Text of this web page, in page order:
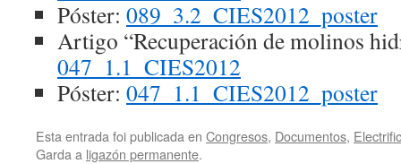
Póster: 089_3.2_CIES2012_poster
Artigo “Recuperación de molinos
047_1.1_CIES2012
Póster: 047_1.1_CIES2012_poster
Esta entrada foi publicada en Congresos, Documentos,
Garda a ligazón permanente.